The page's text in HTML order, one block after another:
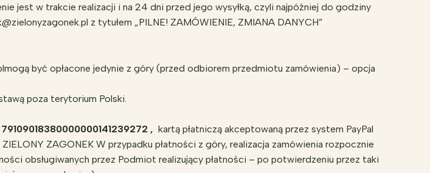
jest w trakcie realizacji i na 24 dni przed jego wysyłką, czyli najpóźniej do godziny
z tytułem „PILNE! ZAMÓWIENIE, ZMIANA DANYCH”
być opłacone jedynie z góry (przed odbiorem przedmiotu zamówienia) – opcja
poza terytorium Polski.
79109018380000000141239272 , kartą płatniczą akceptowaną przez system PayPal
ZAGONEK W przypadku płatności z góry, realizacja zamówienia rozpocznie
obsługiwanych przez Podmiot realizujący płatności – po potwierdzeniu przez taki